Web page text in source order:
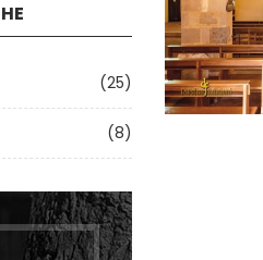
(25)
(8)